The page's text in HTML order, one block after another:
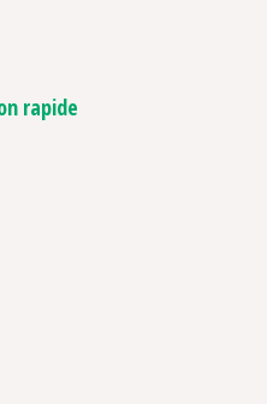
rapide